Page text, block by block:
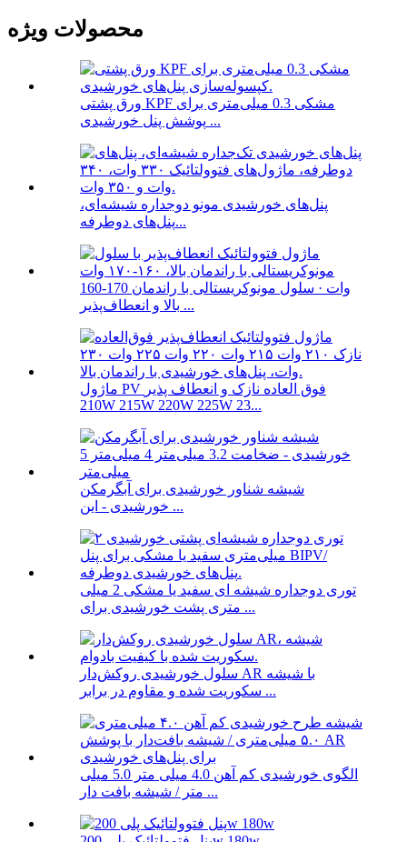
محصولات ویژه
ورق پشتی KPF مشکی 0.3 میلی‌متری برای
پوشش پنل خورشیدی ...
پنل‌های خورشیدی مونو دوجداره شیشه‌ای،
پنل‌های دوطرفه...
160-170 وات · سلول مونوکریستالی با راندمان
بالا و انعطاف‌پذیر ...
ماژول PV فوق العاده نازک و انعطاف پذیر
210W 215W 220W 225W 23...
شیشه شناور خورشیدی برای آبگرمکن
خورشیدی - این ...
توری دوجداره شیشه ای سفید یا مشکی 2 میلی
متری پشت خورشیدی برای ...
سلول خورشیدی روکش‌دار AR با شیشه
سکوریت شده و مقاوم در برابر ...
الگوی خورشیدی کم آهن 4.0 میلی متر 5.0 میلی
متر / شیشه بافت دار ...